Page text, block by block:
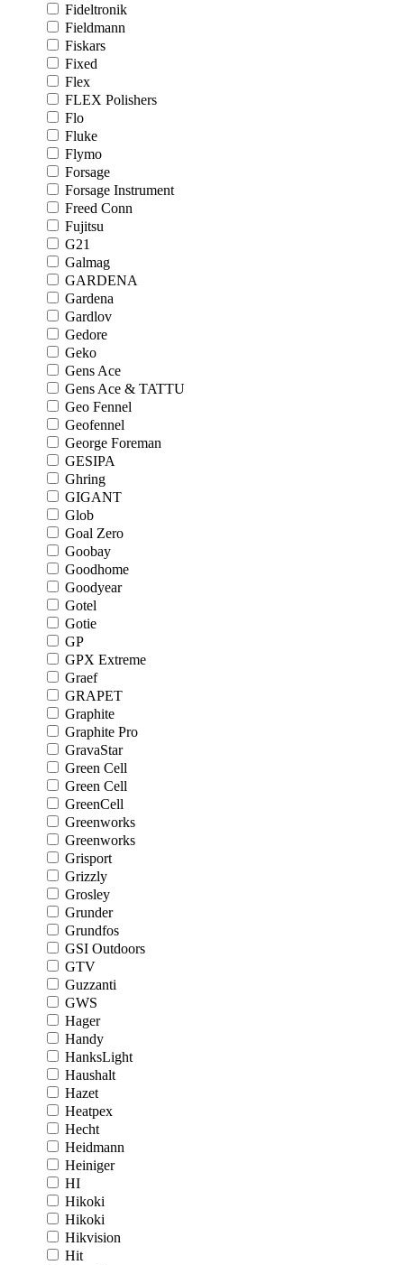
Fideltronik
Fieldmann
Fiskars
Fixed
Flex
FLEX Polishers
Flo
Fluke
Flymo
Forsage
Forsage Instrument
Freed Conn
Fujitsu
G21
Galmag
GARDENA
Gardena
Gardlov
Gedore
Geko
Gens Ace
Gens Ace & TATTU
Geo Fennel
Geofennel
George Foreman
GESIPA
Ghring
GIGANT
Glob
Goal Zero
Goobay
Goodhome
Goodyear
Gotel
Gotie
GP
GPX Extreme
Graef
GRAPET
Graphite
Graphite Pro
GravaStar
Green Cell
Green Cell
GreenCell
Greenworks
Greenworks
Grisport
Grizzly
Grosley
Grunder
Grundfos
GSI Outdoors
GTV
Guzzanti
GWS
Hager
Handy
HanksLight
Haushalt
Hazet
Heatpex
Hecht
Heidmann
Heiniger
HI
Hikoki
Hikoki
Hikvision
Hit